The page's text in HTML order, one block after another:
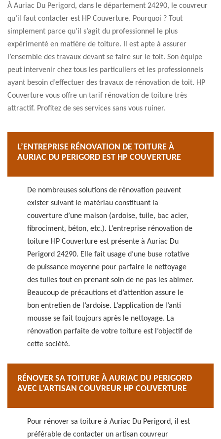
À Auriac Du Perigord, dans le département 24290, le couvreur
qu’il faut contacter est HP Couverture. Pourquoi ? Tout
simplement parce qu’il s’agit du professionnel le plus
expérimenté en matière de toiture. Il est apte à assurer
l’ensemble des travaux devant se faire sur le toit. Son équipe
peut intervenir chez tous les particuliers et les professionnels
ayant besoin d’effectuer des travaux de rénovation de toit. HP
Couverture vous offre un tarif rénovation de toiture très
attractif. Profitez de ses services sans vous ruiner.
L’ENTREPRISE RÉNOVATION DE TOITURE À
AURIAC DU PERIGORD EST HP COUVERTURE
De nombreuses solutions de rénovation peuvent
exister suivant le matériau constituant la
couverture d’une maison (ardoise, tuile, bac acier,
fibrociment, béton, etc.). L’entreprise rénovation de
toiture HP Couverture est présente à Auriac Du
Perigord 24290. Elle fait usage d’une buse rotative
de puissance moyenne pour parfaire le nettoyage
des tuiles tout en prenant soin de ne pas les abimer.
Beaucoup de précautions et d’attention assure le
bon entretien de l’ardoise. L’application de l’anti
mousse se fait toujours après le nettoyage. La
rénovation parfaite de votre toiture est l’objectif de
cette société.
RÉNOVER SA TOITURE À AURIAC DU PERIGORD
AVEC L’ARTISAN COUVREUR HP COUVERTURE
Pour rénover sa toiture à Auriac Du Perigord, il est
préférable de contacter un artisan couvreur